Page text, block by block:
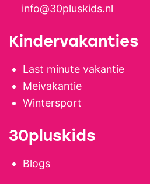
info@30pluskids.nl
Kindervakanties
Last minute vakantie
Meivakantie
Wintersport
30pluskids
Blogs